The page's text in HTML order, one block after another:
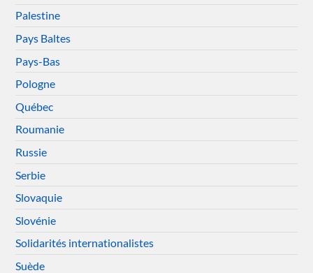
Palestine
Pays Baltes
Pays-Bas
Pologne
Québec
Roumanie
Russie
Serbie
Slovaquie
Slovénie
Solidarités internationalistes
Suède